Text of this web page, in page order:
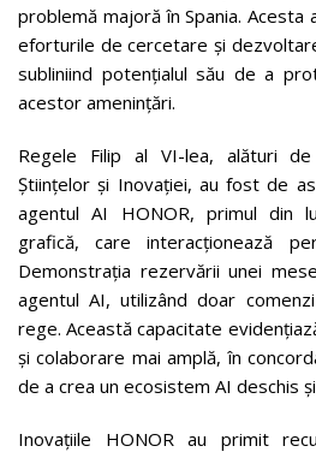
problemă majoră în Spania.
eforturile de cercetare și
subliniind potențialul său de a
acestor amenințări.
Regele Filip al VI-lea, alături
Științelor și Inovației, au fost de
agentul AI HONOR, primul din
grafică, care interacționează
Demonstrația rezervării unei
agentul AI, utilizând doar
rege. Această capacitate
și colaborare mai amplă, în
de a crea un ecosistem AI deschis
Inovațiile HONOR au primit